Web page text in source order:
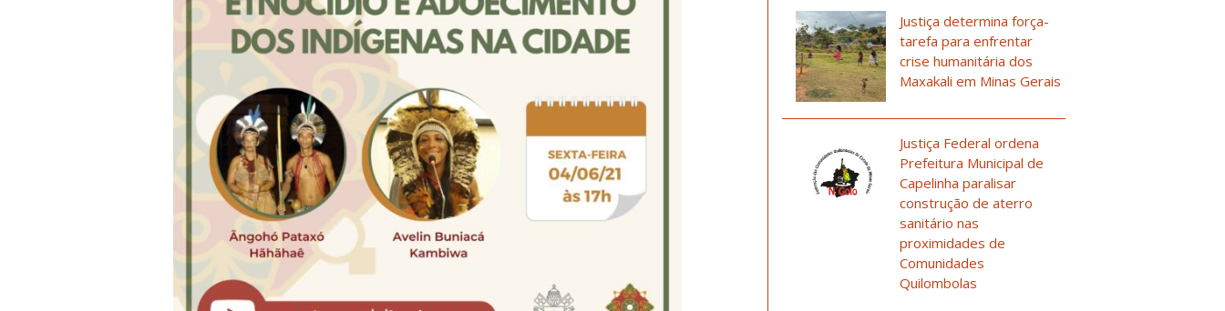
Justiça determina força-
tarefa para enfrentar
crise humanitária dos
Maxakali em Minas Gerais
Justiça Federal ordena
Prefeitura Municipal de
Capelinha paralisar
construção de aterro
sanitário nas
proximidades de
Comunidades
Quilombolas